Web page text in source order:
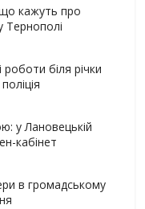
кажуть про
Тернополі
роботи біля річки
у Лановецькій
кабінет
в громадському